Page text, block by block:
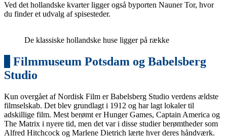
Ved det hollandske kvarter ligger også byporten Nauner Tor, hvor
du finder et udvalg af spisesteder.
De klassiske hollandske huse ligger på række
Filmmuseum Potsdam og Babelsberg
Studio
Kun overgået af Nordisk Film er Babelsberg Studio verdens ældste
filmselskab. Det blev grundlagt i 1912 og har lagt lokaler til
adskillige film. Mest berømt er Hunger Games, Captain America og
The Matrix i nyere tid, men det var i disse studier berømtheder som
Alfred Hitchcock og Marlene Dietrich lærte hver deres håndværk.